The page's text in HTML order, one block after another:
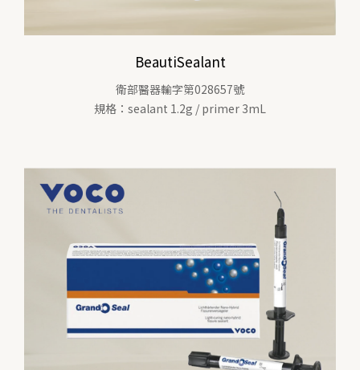
BeautiSealant
衛部醫器輸字第028657號
規格：sealant 1.2g / primer 3mL